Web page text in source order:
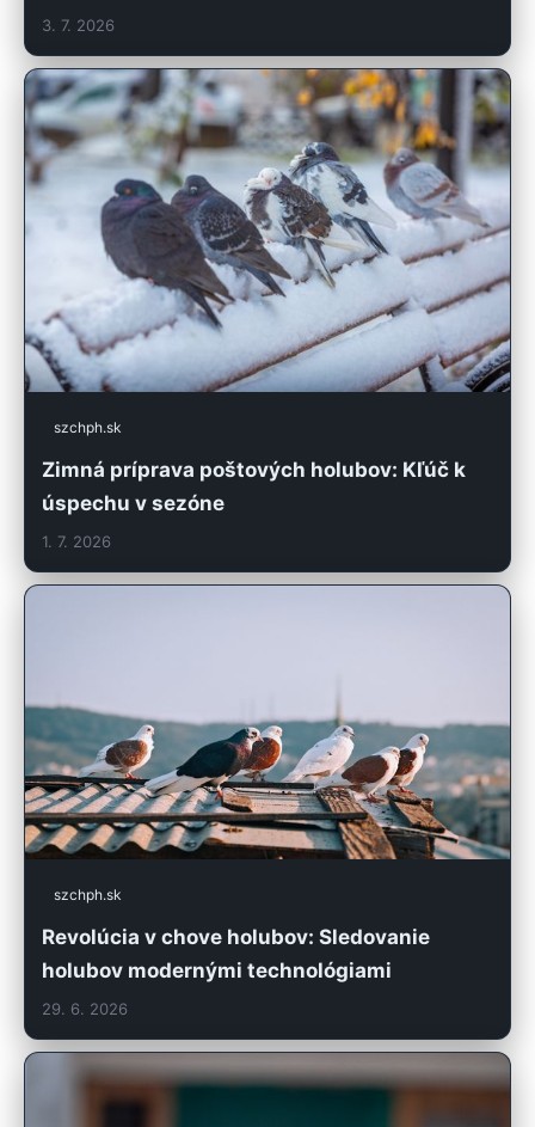
3. 7. 2026
szchph.sk
Zimná príprava poštových holubov: Kľúč k
úspechu v sezóne
1. 7. 2026
szchph.sk
Revolúcia v chove holubov: Sledovanie
holubov modernými technológiami
29. 6. 2026